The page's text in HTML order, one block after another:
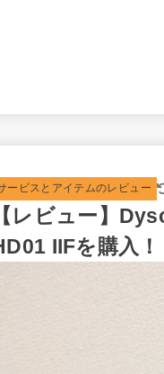
ービスとアイテムのレビュー
【レビュー】
IIFを購入